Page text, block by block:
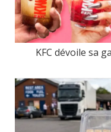
KFC dévoile sa